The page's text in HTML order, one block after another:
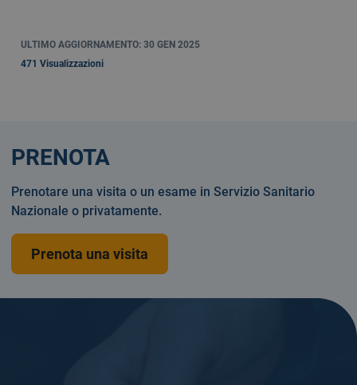
ULTIMO AGGIORNAMENTO: 30 GEN 2025
471 Visualizzazioni
PRENOTA
Prenotare una visita o un esame in Servizio Sanitario
Nazionale o privatamente.
Prenota una visita